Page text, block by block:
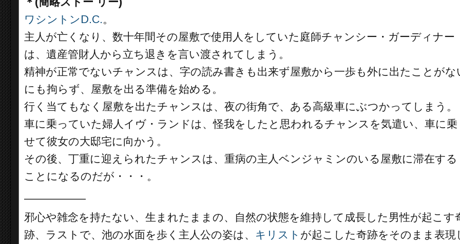
ワシントンD.C.。
主人が亡くなり、数十年間その屋敷で使用人をしていた庭師チャンシー・ガーディナー
は、遺産管財人から立ち退きを言い渡されてしまう。
精神が正常でないチャンスは、字の読み書きも出来ず屋敷から一歩も外に出たことがな
にも拘らず、屋敷を出る準備を始める。
行く当てもなく屋敷を出たチャンスは、夜の街角で、ある高級車にぶつかってしまう。
車に乗っていた婦人イヴ・ランドは、怪我をしたと思われるチャンスを気遣い、車に乗
せて彼女の大邸宅に向かう。
その後、丁重に迎えられたチャンスは、重病の主人ベンジャミンのいる屋敷に滞在する
ことになるのだが・・・。
邪心や雑念を持たない、生まれたままの、自然の状態を維持して成長した男性が起こす
跡、ラストで、池の水面を歩く主人公の姿は、 キリスト が起こした奇跡をそのまま表現